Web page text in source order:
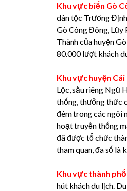
Khu vực biển Gò
dân tộc Trương
Gò Công Đông, Lũy
Thành của huyện
80.000 lượt khách
Khu vực huyện Cái
Lộc, sầu riêng Ngũ
thống, thưởng thức
đêm trong các ngôi
hoạt truyền thống
đã được tổ chức
tham quan, đa số là
Khu vực thành
hút khách du lịch.